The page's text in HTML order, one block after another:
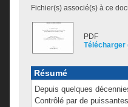
Fichier(s) associé(s) à ce
PDF
Télécharger
Résumé
Depuis quelques
Contrôlé par de